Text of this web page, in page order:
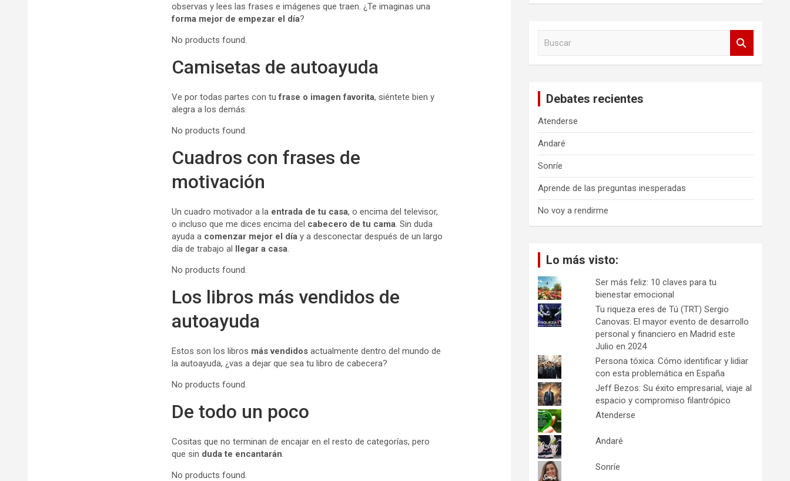
observas y lees las frases e imágenes que traen. ¿Te imaginas una
forma mejor de empezar el día?
No products found.
Camisetas de autoayuda
Ve por todas partes con tufrase o imagen favorita, siéntete bien y
alegra a los demás.
No products found.
Cuadros con frases de
motivación
Un cuadro motivador a la entrada de tu casa, o encima del televisor,
o incluso que me dices encima del cabecero de tu cama. Sin duda
ayuda a comenzar mejor el díay a desconectar después de un largo
día de trabajo al llegar a casa.
No products found.
Los libros más vendidos de
autoayuda
Estos son los libros más vendidosactualmente dentro del mundo de
la autoayuda, ¿vas a dejar que sea tu libro de cabecera?
No products found.
De todo un poco
Cositas que no terminan de encajar en el resto de categorías, pero
que sin duda te encantarán.
No products found.
Debates recientes
Atenderse
Andaré
Sonríe
Aprende de las preguntas inesperadas
No voy a rendirme
Lo más visto:
Ser más feliz: 10 claves para tu
bienestar emocional
Tu riqueza eres de Tú (TRT) Sergio
Canovas: El mayor evento de desarrollo
personal y financiero en Madrid este
Julio en 2024
Persona tóxica: Cómo identificar y lidiar
con esta problemática en España
Jeff Bezos: Su éxito empresarial, viaje al
espacio y compromiso filantrópico
Atenderse
Andaré
Sonríe